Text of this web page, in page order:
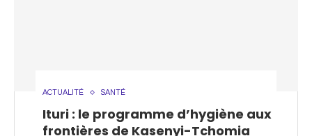
ACTUALITÉ SANTÉ
Ituri : le programme d’hygiène aux
frontières de Kasenyi-Tchomia